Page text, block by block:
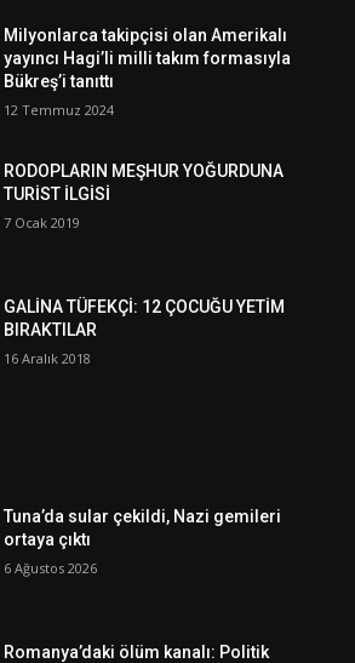
Milyonlarca takipçisi olan Amerikalı
yayıncı Hagi’li milli takım formasıyla
Bükreş’i tanıttı
12 Temmuz 2024
RODOPLARIN MEŞHUR YOĞURDUNA
TURİST İLGİSİ
7 Ocak 2019
GALİNA TÜFEKÇİ: 12 ÇOCUĞU YETİM
BIRAKTILAR
16 Aralık 2018
Tuna’da sular çekildi, Nazi gemileri
ortaya çıktı
6 Ağustos 2026
Romanya’daki ölüm kanalı: Politik